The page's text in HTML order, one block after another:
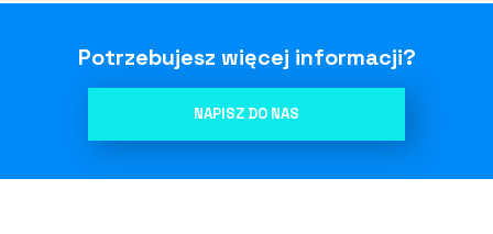
Potrzebujesz więcej informacji?
NAPISZ DO NAS